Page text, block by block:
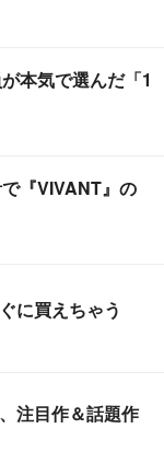
本気で選んだ「1
で『VIVANT』の
に買えちゃう
注目作＆話題作